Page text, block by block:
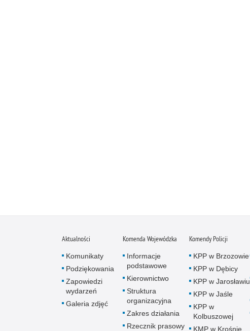
Aktualności
Komunikaty
Podziękowania
Zapowiedzi
wydarzeń
Galeria zdjęć
Komenda Wojewódzka
Informacje
podstawowe
Kierownictwo
Struktura
organizacyjna
Zakres działania
Rzecznik prasowy
Komendy Policji
KPP w Brzozowie
KPP w Dębicy
KPP w Jarosławiu
KPP w Jaśle
KPP w
Kolbuszowej
KMP w Krośnie